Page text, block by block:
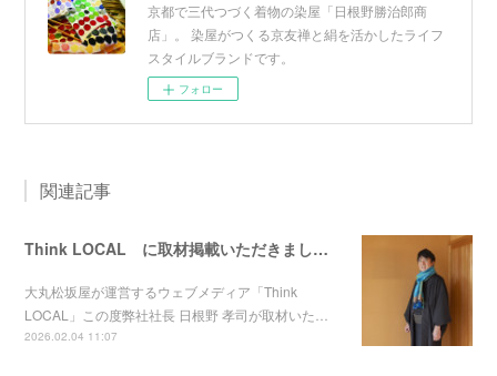
京都で三代つづく着物の染屋「日根野勝治郎商
店」。 染屋がつくる京友禅と絹を活かしたライフ
スタイルブランドです。
フォロー
関連記事
Think LOCAL に取材掲載いただきました！
大丸松坂屋が運営するウェブメディア「Think
LOCAL」この度弊社社長 日根野 孝司が取材いた…
2026.02.04 11:07